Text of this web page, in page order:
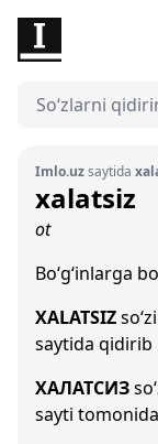
Imlo.uzsaytida
xalatsiz
ot
Bo‘g‘inlarga
XALATSIZ
saytida qidirib
ХАЛАТСИЗ
sayti